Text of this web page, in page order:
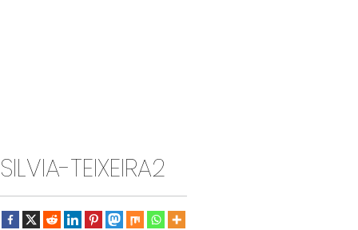
SILVIA-TEIXEIRA2